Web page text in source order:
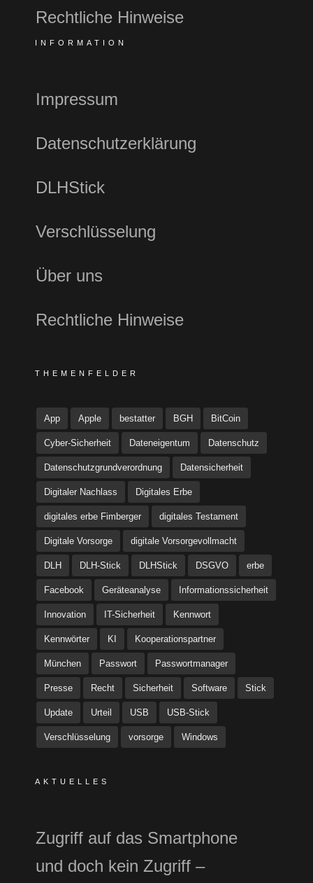
Rechtliche Hinweise
INFORMATION
Impressum
Datenschutzerklärung
DLHStick
Verschlüsselung
Über uns
Rechtliche Hinweise
THEMENFELDER
App Apple bestatter BGH BitCoin
Cyber-Sicherheit Dateneigentum Datenschutz
Datenschutzgrundverordnung Datensicherheit
Digitaler Nachlass Digitales Erbe
digitales erbe Fimberger digitales Testament
Digitale Vorsorge digitale Vorsorgevollmacht
DLH DLH-Stick DLHStick DSGVO erbe
Facebook Geräteanalyse Informationssicherheit
Innovation IT-Sicherheit Kennwort
Kennwörter KI Kooperationspartner
München Passwort Passwortmanager
Presse Recht Sicherheit Software Stick
Update Urteil USB USB-Stick
Verschlüsselung vorsorge Windows
AKTUELLES
Zugriff auf das Smartphone
und doch kein Zugriff –